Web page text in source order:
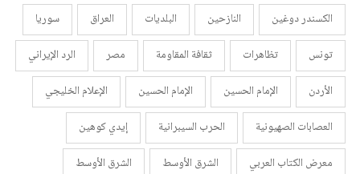
الكسندر دوغين
النازحين البلديات العراق
سوريا
تونس
تظاهرات ثقافة المقاومة مصر
الرد الإيراني
الأردن
الإمام الحسين الإمام الحسين
الإعلام الخليجي
العصابات الصهيونية
الحرب السيبرانية
إيدي كوهين
معرض الكتاب العربي
الشرق الأوسط
الشرق الأوسط